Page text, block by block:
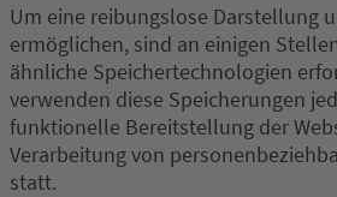
Um eine reibungslose Darstellung
ermöglichen, sind an einigen
ähnliche Speichertechnologien
verwenden diese Speicherungen
funktionelle Bereitstellung der
Verarbeitung von
statt.